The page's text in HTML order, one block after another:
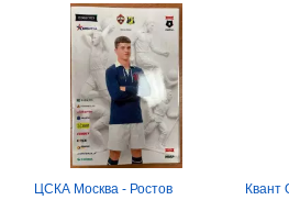
ЦСКА Москва - Ростов
Квант